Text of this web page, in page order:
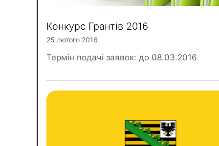
Конкурс Грантів 2016
25 лютого 2016
Термін подачі заявок: до 08.03.2016